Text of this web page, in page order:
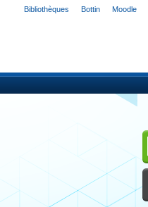
Bibliothèques Bottin Moodle